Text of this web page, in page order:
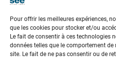
Pour offrir les meilleures expériences,
que les cookies pour stocker et/ou
Le fait de consentir à ces technologies
données telles que le comportement
site. Le fait de ne pas consentir ou de
Téléphone : (+33) 1 56 90 37 17
N° de SIREN : 785 393 232,
communautaire : FR44 785